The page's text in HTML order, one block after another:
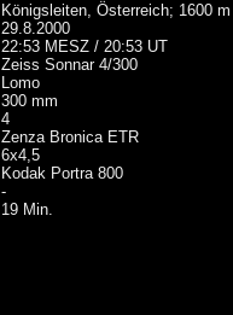
Königsleiten, Österreich; 1600
29.8.2000
22:53 MESZ / 20:53 UT
Zeiss Sonnar 4/300
Lomo
300 mm
4
Zenza Bronica ETR
6x4,5
Kodak Portra 800
-
19 Min.